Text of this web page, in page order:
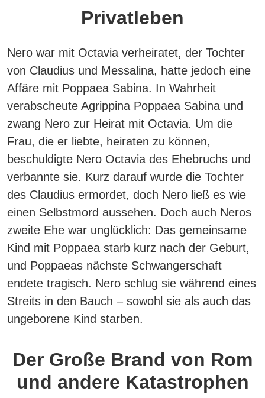
Privatleben
Nero war mit Octavia verheiratet, der Tochter
von Claudius und Messalina, hatte jedoch eine
Affäre mit Poppaea Sabina. In Wahrheit
verabscheute Agrippina Poppaea Sabina und
zwang Nero zur Heirat mit Octavia. Um die
Frau, die er liebte, heiraten zu können,
beschuldigte Nero Octavia des Ehebruchs und
verbannte sie. Kurz darauf wurde die Tochter
des Claudius ermordet, doch Nero ließ es wie
einen Selbstmord aussehen. Doch auch Neros
zweite Ehe war unglücklich: Das gemeinsame
Kind mit Poppaea starb kurz nach der Geburt,
und Poppaeas nächste Schwangerschaft
endete tragisch. Nero schlug sie während eines
Streits in den Bauch – sowohl sie als auch das
ungeborene Kind starben.
Der Große Brand von Rom
und andere Katastrophen